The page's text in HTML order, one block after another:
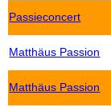
Passieconcert
Matthäus Passion
Matthäus Passion